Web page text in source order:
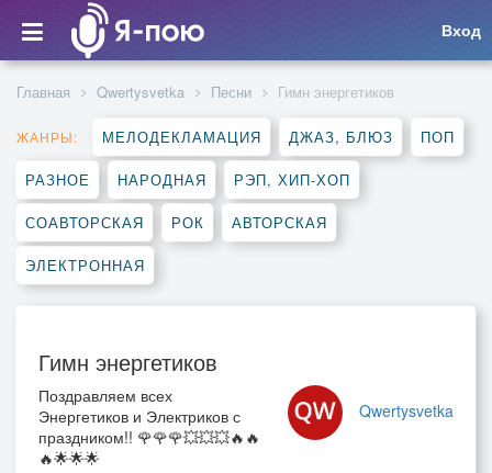
Вход
Главная Qwertysvetka Песни Гимн энергетиков
ЖАНРЫ: МЕЛОДЕКЛАМАЦИЯ ДЖАЗ, БЛЮЗ ПОП
РАЗНОЕ НАРОДНАЯ РЭП, ХИП-ХОП
СОАВТОРСКАЯ РОК АВТОРСКАЯ
ЭЛЕКТРОННАЯ
Гимн энергетиков
Qwertysvetka
Поздравляем всех
Энергетиков и Электриков с
праздником!! 🌹🌹🌹💥💥💥🔥🔥
🔥🌟🌟🌟